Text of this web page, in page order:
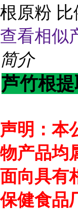
根原粉
查看相似
简介
芦竹根
声明：本
物产品均
面向具有
保健食品